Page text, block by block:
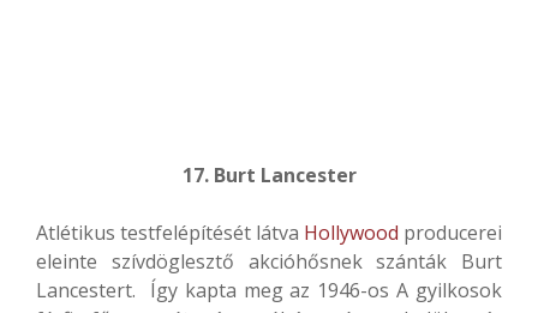
17. Burt Lancester
Atlétikus testfelépítését látva Hollywood producerei
eleinte szívdöglesztő akcióhősnek szánták Burt
Lancestert. Így kapta meg az 1946-os A gyilkosok